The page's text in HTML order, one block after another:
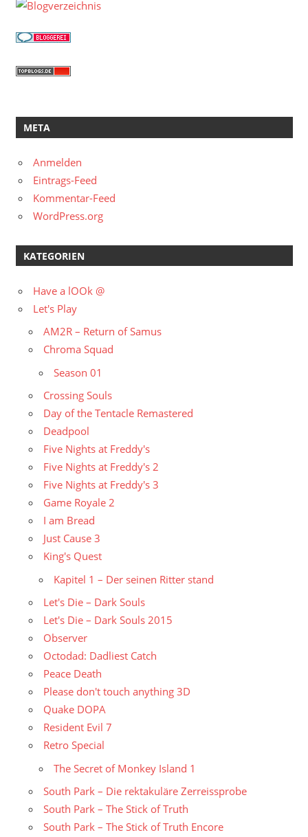
META
Anmelden
Eintrags-Feed
Kommentar-Feed
WordPress.org
KATEGORIEN
Have a lOOk @
Let's Play
AM2R – Return of Samus
Chroma Squad
Season 01
Crossing Souls
Day of the Tentacle Remastered
Deadpool
Five Nights at Freddy's
Five Nights at Freddy's 2
Five Nights at Freddy's 3
Game Royale 2
I am Bread
Just Cause 3
King's Quest
Kapitel 1 – Der seinen Ritter stand
Let's Die – Dark Souls
Let's Die – Dark Souls 2015
Observer
Octodad: Dadliest Catch
Peace Death
Please don't touch anything 3D
Quake DOPA
Resident Evil 7
Retro Special
The Secret of Monkey Island 1
South Park – Die rektakuläre Zerreissprobe
South Park – The Stick of Truth
South Park – The Stick of Truth Encore